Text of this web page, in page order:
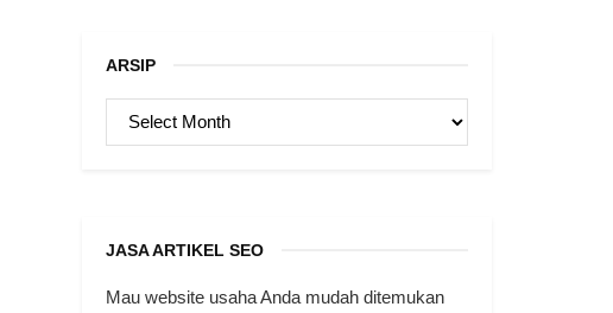
ARSIP
ARSIP
JASA ARTIKEL SEO
Mau website usaha Anda mudah ditemukan